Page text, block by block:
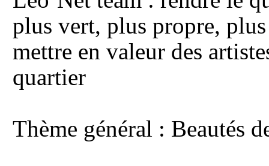
plus vert, plus propre, plus
mettre en valeur des
quartier
Thème général : Beautés